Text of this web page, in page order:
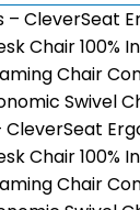
CleverSeat
Chair 100%
Chair